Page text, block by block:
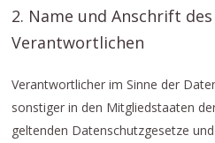
2. Name und Anschrift
Verantwortlichen
Verantwortlicher im Sinne der
sonstiger in den Mitgliedstaaten
geltenden Datenschutzgesetze